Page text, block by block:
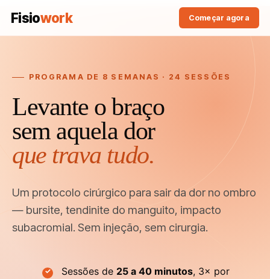
Fisiowork Começar agora
PROGRAMA DE 8 SEMANAS · 24 SESSÕES
Levante o braço
sem aquela dor
que trava tudo.
Um protocolo cirúrgico para sair da dor no ombro
— bursite, tendinite do manguito, impacto
subacromial. Sem injeção, sem cirurgia.
Sessões de 25 a 40 minutos, 3× por